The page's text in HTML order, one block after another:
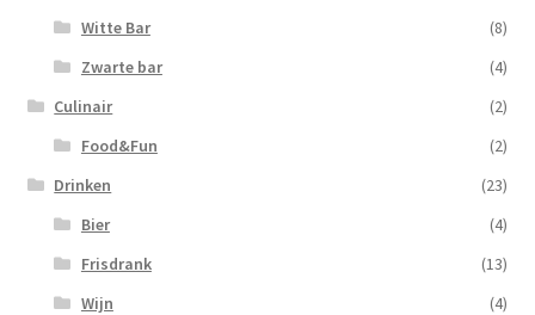
Witte Bar
(8)
Zwarte bar
(4)
Culinair
(2)
Food&Fun
(2)
Drinken
(23)
Bier
(4)
Frisdrank
(13)
Wijn
(4)